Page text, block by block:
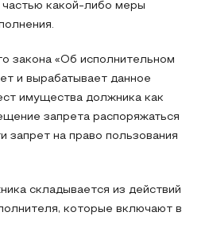
частью какой-либо меры
закона «Об исполнительном
и вырабатывает данное
имущества должника как
запрета распоряжаться
запрет на право пользования
складывается из действий
которые включают в